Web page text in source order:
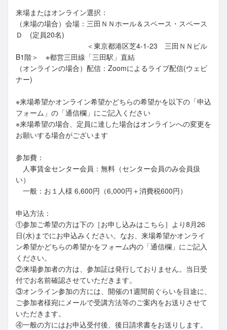
来場またはオンライン選択：
（来場の場合）会場：三田ＮＮホール＆スペース・スペース
Ｄ (定員20名)
＜東京都港区芝4-1-23 三田ＮＮビル
B1階＞ ※都営三田線「三田駅」直結
（オンラインの場合）配信：Zoomによるライブ配信(ウェビ
ナー)
※来場希望かオンライン希望かどちらの希望かを以下の「申込
フォーム」の「通信欄」にご記入ください
※来場希望の場合、定員に達した場合はオンラインへの変更を
お願いする場合がございます
参加費：
人事賃金センター会員：無料（センター会員のみ会員扱
い）
一般：お１人様 6,600円（6,000円＋消費税600円）
申込方法：
①参加ご希望の方は下の［お申し込みはこちら］より8月26
日(水)までにお申込みください。なお、来場希望かオンライ
ン希望かどちらの希望かをフォーム内の「通信欄」にご記入
ください。
②来場参加者の方は、参加証は発行しておりません。当日受
付でお名前確認させていただきます。
③オンライン参加の方には、開催の1週間前ぐらいを目途に、
ご参加者様宛にメールで受講方法等のご案内をお送りさせて
いただきます。
④一般の方にはお申込受付後、後日請求書をお送りします。